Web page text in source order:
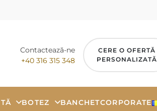
Contactează-ne
+40 316 315 348
CERE O OFERTĂ
PERSONALIZATĂ
BOTEZ BANCHETCORPORATE